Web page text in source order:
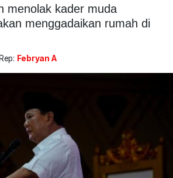
menolak kader muda
menggadaikan rumah di
Rep: Febryan A